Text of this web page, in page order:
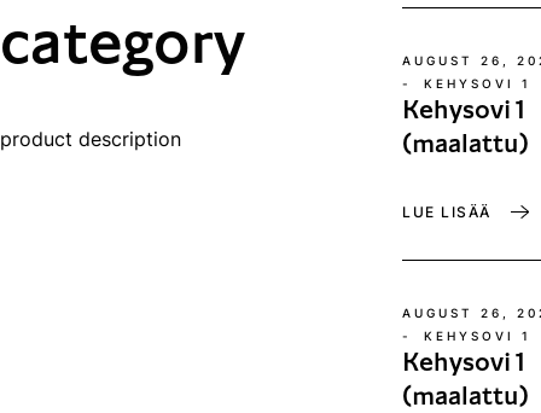
category
product description
AUGUST 26,
-
KEHYSOVI 1
Kehysovi 1
(maalattu)
LUE LISÄÄ
AUGUST 26,
-
KEHYSOVI 1
Kehysovi 1
(maalattu)